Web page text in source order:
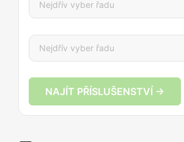
NAJÍT PŘÍSLUŠENSTVÍ →